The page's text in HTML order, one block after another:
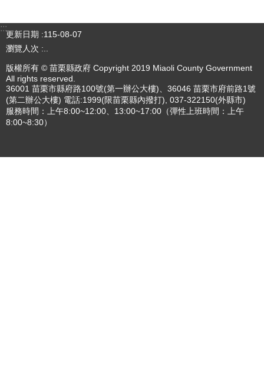
:::
更新日期
115-08-07
瀏覽人次
版權所有 © 苗栗縣政府 Copyright 2019 Miaoli County Government
All rights reserved.
36001 苗栗市縣府路100號(第一辦公大樓)、36046 苗栗市府前路1號
(第二辦公大樓) 電話:1999(限苗栗縣內撥打), 037-322150(外縣市)
服務時間：上午8:00~12:00、13:00~17:00（彈性上班時間：上午
8:00~8:30）